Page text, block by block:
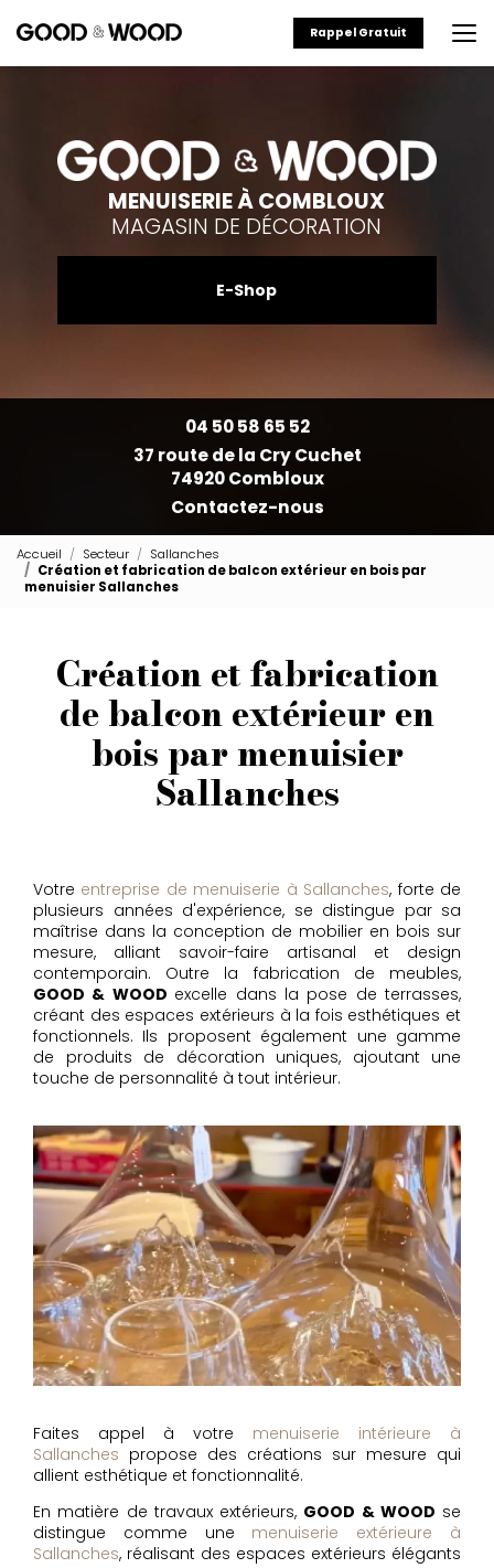
au
principal
Rappel Gratuit
MENUISERIE À COMBLOUX
MAGASIN DE DÉCORATION
E-Shop
04 50 58 65 52
37 route de la Cry Cuchet
74920 Combloux
Contactez-nous
Accueil Secteur
Sallanches
Création et fabrication de balcon extérieur en bois par
menuisier Sallanches
Création et fabrication
de balcon extérieur en
bois par menuisier
Sallanches
Votre entreprise de menuiserie à Sallanches, forte de
plusieurs années d'expérience, se distingue par sa
maîtrise dans la conception de mobilier en bois sur
mesure, alliant savoir-faire artisanal et design
contemporain. Outre la fabrication de meubles,
GOOD & WOOD excelle dans la pose de terrasses,
créant des espaces extérieurs à la fois esthétiques et
fonctionnels. Ils proposent également une gamme
de produits de décoration uniques, ajoutant une
touche de personnalité à tout intérieur.
Faites appel à votre menuiserie intérieure à
Sallanches propose des créations sur mesure qui
allient esthétique et fonctionnalité.
En matière de travaux extérieurs, GOOD & WOOD se
distingue comme une menuiserie extérieure à
Sallanches, réalisant des espaces extérieurs élégants